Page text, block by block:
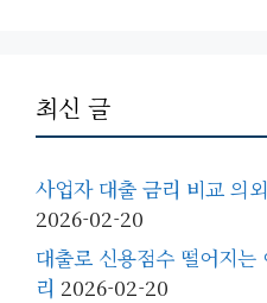
최신 글
사업자 대출 금리 비교 의
2026-02-20
대출로 신용점수 떨어지
리 2026-02-20